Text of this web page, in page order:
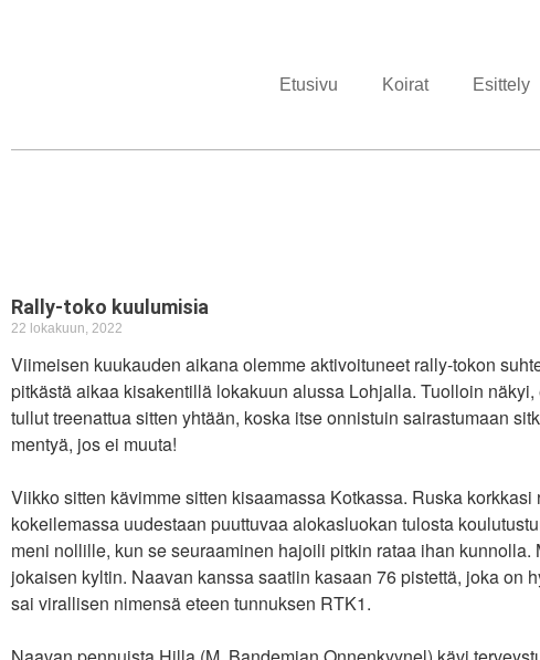
Etusivu Koirat Esittely
Rally-toko kuulumisia
22 lokakuun, 2022
Viimeisen kuukauden aikana olemme aktivoituneet rally-tokon
pitkästä aikaa kisakentillä lokakuun alussa Lohjalla. Tuolloin
tullut treenattua sitten yhtään, koska itse onnistuin sairastumaan
mentyä, jos ei muuta!
Viikko sitten kävimme sitten kisaamassa Kotkassa. Ruska
kokeilemassa uudestaan puuttuvaa alokasluokan tulosta
meni nollille, kun se seuraaminen hajoili pitkin rataa ihan kunnolla.
jokaisen kyltin. Naavan kanssa saatiin kasaan 76 pistettä, joka on
sai virallisen nimensä eteen tunnuksen RTK1.